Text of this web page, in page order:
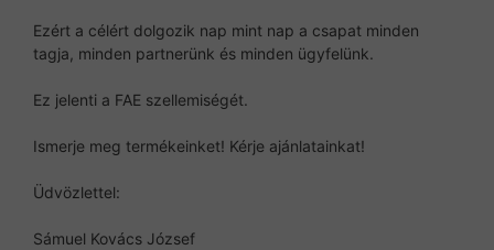
Ezért a célért dolgozik nap mint nap a csapat minden
tagja, minden partnerünk és minden ügyfelünk.
Ez jelenti a FAE szellemiségét.
Ismerje meg termékeinket! Kérje ajánlatainkat!
Üdvözlettel:
Sámuel Kovács József